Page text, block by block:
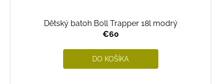
Dětský batoh Boll Trapper 18l modrý
€60
DO KOŠÍKA